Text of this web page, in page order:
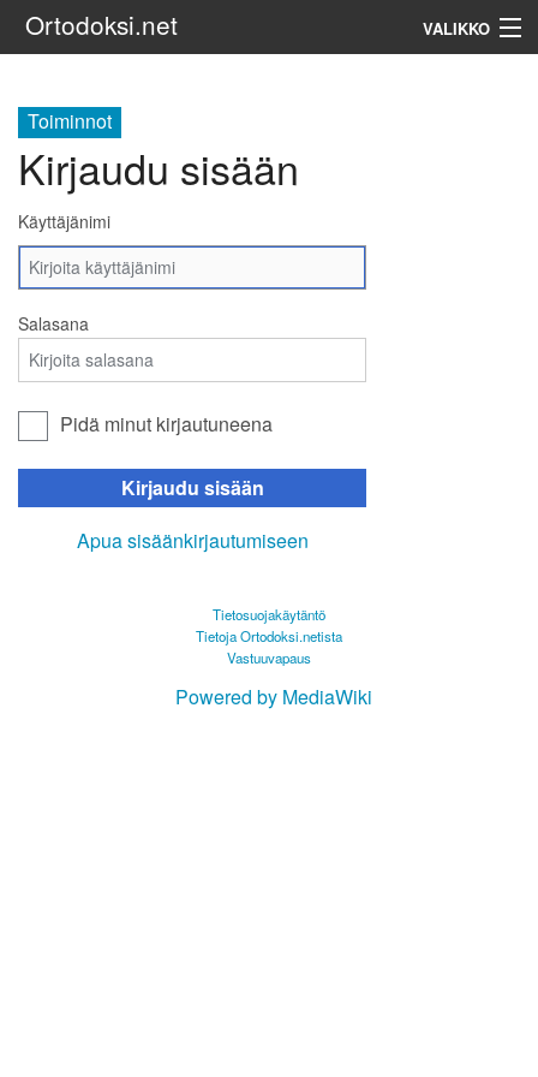
Ortodoksi.net VALIKKO
Toiminnot
Kirjaudu sisään
Käyttäjänimi
Salasana
Pidä minut kirjautuneena
Kirjaudu sisään
Apua sisäänkirjautumiseen
Tietosuojakäytäntö
Tietoja Ortodoksi.netista
Vastuuvapaus
Powered by MediaWiki